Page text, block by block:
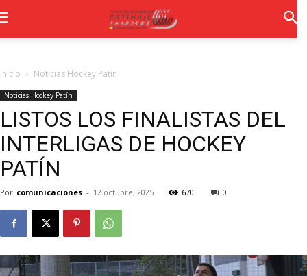
Inicio Noticias Hockey Patín
Noticias Hockey Patín
LISTOS LOS FINALISTAS DEL
INTERLIGAS DE HOCKEY
PATÍN
Por comunicaciones - 12 octubre, 2025 670 0